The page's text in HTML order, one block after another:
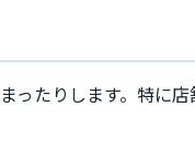
ったりします。特に